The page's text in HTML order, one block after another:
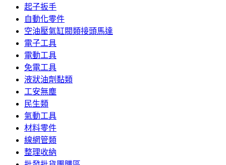
起子扳手
自動化零件
空油壓氣缸閥類接頭馬達
電子工具
電動工具
免電工具
液狀油劑黏類
工安無塵
民生類
氣動工具
材料零件
線網管類
整理收納